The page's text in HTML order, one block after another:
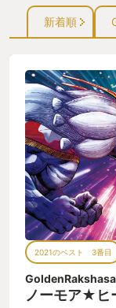
新着順
2021のベスト 3番目
GoldenRakshasa
ノーモア★ヒ